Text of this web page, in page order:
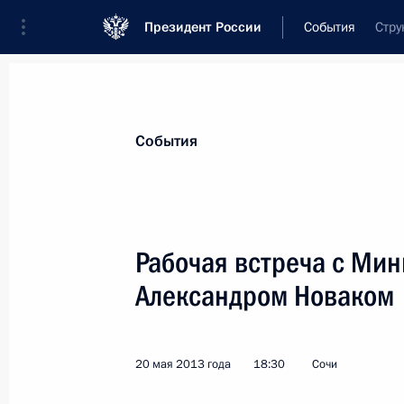
Президент России События
Новости
Поздравление Патриарху
События
Рабочая встреча с
Александром Новаком
20 мая 2013 года 18:30 Сочи